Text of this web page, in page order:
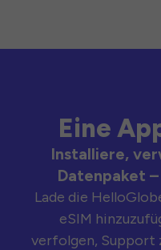
Eine
Installiere,
Datenpaket
Lade die
eSIM
verfolgen, Support